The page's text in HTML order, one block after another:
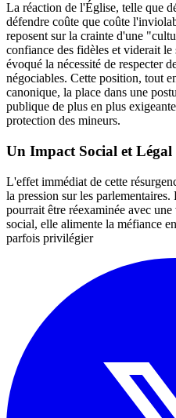
La réaction de l'Église, telle que
défendre coûte que coûte
reposent sur la crainte d'une
confiance des fidèles et viderait le
évoqué la nécessité de respecter
négociables. Cette position, tout
canonique, la place dans une
publique de plus en plus
protection des mineurs.
Un Impact Social et Légal
L'effet immédiat de cette
la pression sur les
pourrait être réexaminée avec
social, elle alimente la méfiance
parfois privilégier